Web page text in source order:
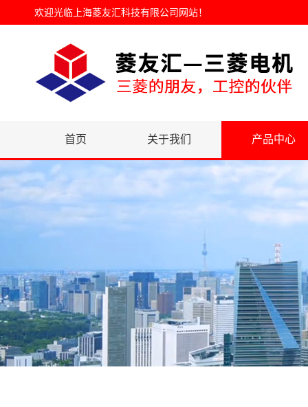
欢迎光临 上海菱友汇科技有限公司网站！
首页 关于我们 产品中心